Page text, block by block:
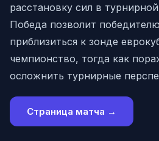
расстановку сил в
Победа позволит
приблизиться к зонде
чемпионство, тогда как
осложнить турнирные
Страница матча →